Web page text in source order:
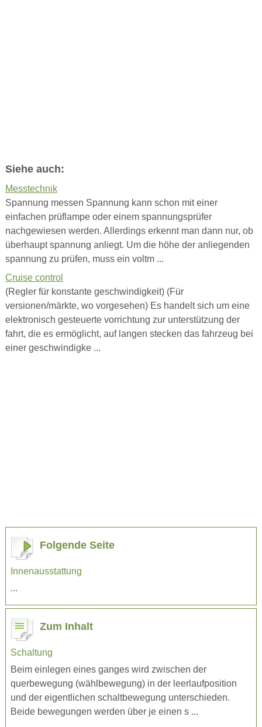
Siehe auch:
Messtechnik
Spannung messen Spannung kann schon mit einer
einfachen prüflampe oder einem spannungsprüfer
nachgewiesen werden. Allerdings erkennt man dann nur, ob
überhaupt spannung anliegt. Um die höhe der anliegenden
spannung zu prüfen, muss ein voltm ...
Cruise control
(Regler für konstante geschwindigkeit) (Für
versionen/märkte, wo vorgesehen) Es handelt sich um eine
elektronisch gesteuerte vorrichtung zur unterstützung der
fahrt, die es ermöglicht, auf langen stecken das fahrzeug bei
einer geschwindigke ...
Folgende Seite
Innenausstattung
...
Zum Inhalt
Schaltung
Beim einlegen eines ganges wird zwischen der
querbewegung (wählbewegung) in der leerlaufposition
und der eigentlichen schaltbewegung unterschieden.
Beide bewegungen werden über je einen s ...